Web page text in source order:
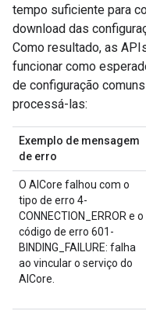
tempo suficiente para
download das
Como resultado, as
funcionar como
de configuração
processá-las:
Exemplo de mensagem
de erro
O AICore falhou com o
tipo de erro 4-
CONNECTION_ERROR e o
código de erro 601-
BINDING_FAILURE: falha
ao vincular o serviço do
AICore.